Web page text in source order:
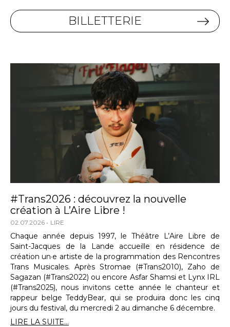
BILLETTERIE
#Trans2026 : découvrez la nouvelle
création à L’Aire Libre !
02.07.2026 LIRE
Chaque année depuis 1997, le Théâtre L’Aire Libre de
Saint-Jacques de la Lande accueille en résidence de
création un·e artiste de la programmation des Rencontres
Trans Musicales. Après Stromae (#Trans2010), Zaho de
Sagazan (#Trans2022) ou encore Asfar Shamsi et Lynx IRL
(#Trans2025), nous invitons cette année le chanteur et
rappeur belge TeddyBear, qui se produira donc les cinq
jours du festival, du mercredi 2 au dimanche 6 décembre.
LIRE LA SUITE...